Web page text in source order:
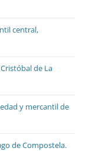
central,
de La
y mercantil de
de Compostela.